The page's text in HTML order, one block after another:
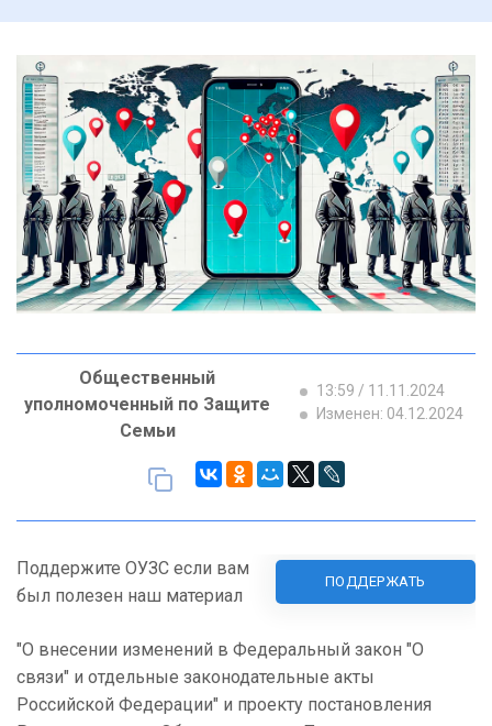
Общественный
уполномоченный по Защите
Семьи
13:59 / 11.11.2024
Изменен: 04.12.2024
Поддержите ОУЗС если вам
был полезен наш материал
ПОДДЕРЖАТЬ
"О внесении изменений в Федеральный закон "О
связи" и отдельные законодательные акты
Российской Федерации" и проекту постановления